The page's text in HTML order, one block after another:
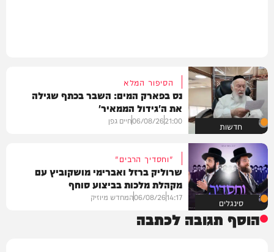
חדשות
הסיפור המלא
נס בפארק המים: השבר בכתף שגילה
את ה'גידול הממאיר'
21:00
06/08/26חיים גפן
סינגלים
"וחסדיך הרבים"
שרוליק ברזל ואברימי מושקוביץ עם
מקהלת מלכות בביצוע סוחף
14:17
06/08/26המחדש מיוזיק
הוסף תגובה לכתבה